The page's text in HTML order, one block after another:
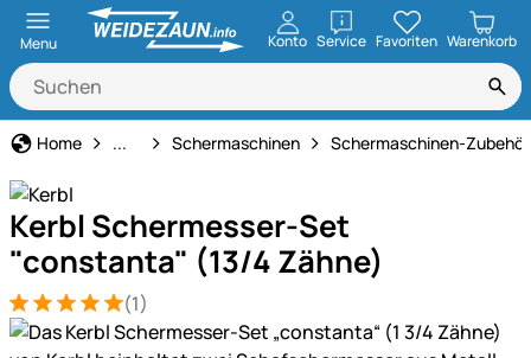
Menu Konto ServiceöffnenFavoriten Warenkorb
Home Technik für Haus & Hof
... Schermaschinen Schermaschinen-Zubehör
Kerbl Schermesser-Set
"constanta" (13/4 Zähne)
Bewertung: 5 von 5 (1 Bewertungen)
1 Bewertung (1)
Produktgalerie